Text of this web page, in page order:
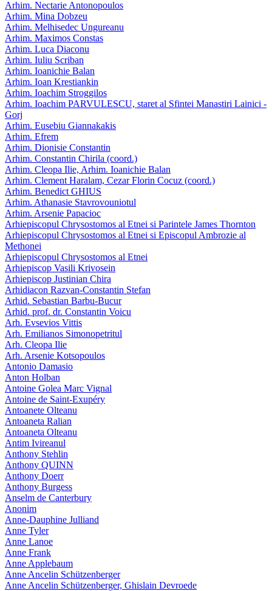
Arhim. Nectarie Antonopoulos
Arhim. Mina Dobzeu
Arhim. Melhisedec Ungureanu
Arhim. Maximos Constas
Arhim. Luca Diaconu
Arhim. Iuliu Scriban
Arhim. Ioanichie Balan
Arhim. Ioan Krestiankin
Arhim. Ioachim Stroggilos
Arhim. Ioachim PARVULESCU, staret al Sfintei Manastiri Lainici -
Gorj
Arhim. Eusebiu Giannakakis
Arhim. Efrem
Arhim. Dionisie Constantin
Arhim. Constantin Chirila (coord.)
Arhim. Cleopa Ilie, Arhim. Ioanichie Balan
Arhim. Clement Haralam, Cezar Florin Cocuz (coord.)
Arhim. Benedict GHIUS
Arhim. Athanasie Stavrovouniotul
Arhim. Arsenie Papacioc
Arhiepiscopul Chrysostomos al Etnei si Parintele James Thornton
Arhiepiscopul Chrysostomos al Etnei si Episcopul Ambrozie al
Methonei
Arhiepiscopul Chrysostomos al Etnei
Arhiepiscop Vasili Krivosein
Arhiepiscop Justinian Chira
Arhidiacon Razvan-Constantin Stefan
Arhid. Sebastian Barbu-Bucur
Arhid. prof. dr. Constantin Voicu
Arh. Evsevios Vittis
Arh. Emilianos Simonopetritul
Arh. Cleopa Ilie
Arh. Arsenie Kotsopoulos
Antonio Damasio
Anton Holban
Antoine Golea Marc Vignal
Antoine de Saint-Exupéry
Antoanete Olteanu
Antoaneta Ralian
Antoaneta Olteanu
Antim Ivireanul
Anthony Stehlin
Anthony QUINN
Anthony Doerr
Anthony Burgess
Anselm de Canterbury
Anonim
Anne-Dauphine Julliand
Anne Tyler
Anne Lanoe
Anne Frank
Anne Applebaum
Anne Ancelin Schützenberger
Anne Ancelin Schützenberger, Ghislain Devroede